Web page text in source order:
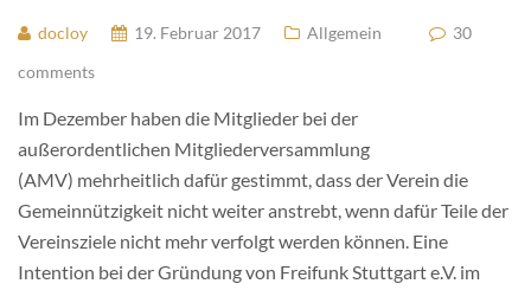
docloy 19. Februar 2017 Allgemein
30
comments
Im Dezember haben die Mitglieder bei der
außerordentlichen Mitgliederversammlung
(AMV) mehrheitlich dafür gestimmt, dass der Verein die
Gemeinnützigkeit nicht weiter anstrebt, wenn dafür Teile der
Vereinsziele nicht mehr verfolgt werden können. Eine
Intention bei der Gründung von Freifunk Stuttgart e.V. im